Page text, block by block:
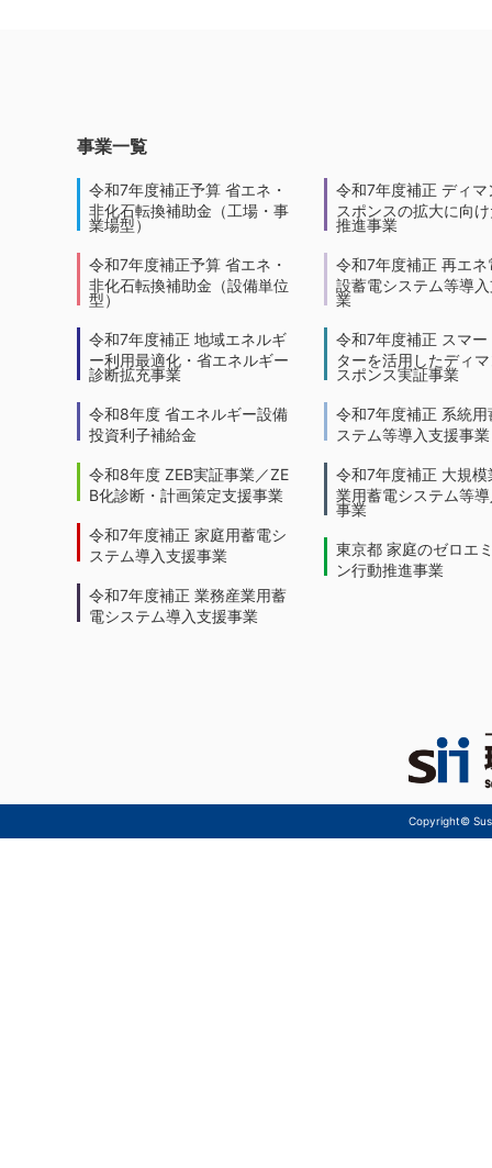
事業一覧
令和7年度補正予算 省エネ・
非化石転換補助金（工場・事
業場型）
令和7年度補正予算 省エネ・
非化石転換補助金（設備単位
型）
令和7年度補正 地域エネルギ
ー利用最適化・省エネルギー
診断拡充事業
令和8年度 省エネルギー設備
投資利子補給金
令和8年度 ZEB実証事業／ZE
B化診断・計画策定支援事業
令和7年度補正 家庭用蓄電シ
ステム導入支援事業
令和7年度補正 業務産業用蓄
電システム導入支援事業
令和7年度補正 ディマ
スポンスの拡大に向
推進事業
令和7年度補正 再エネ
設蓄電システム等導
業
令和7年度補正 スマー
ターを活用したディ
スポンス実証事業
令和7年度補正 系統用
ステム等導入支援事業
令和7年度補正 大規模
業用蓄電システム等
事業
東京都 家庭のゼロエ
ン行動推進事業
Copyright©